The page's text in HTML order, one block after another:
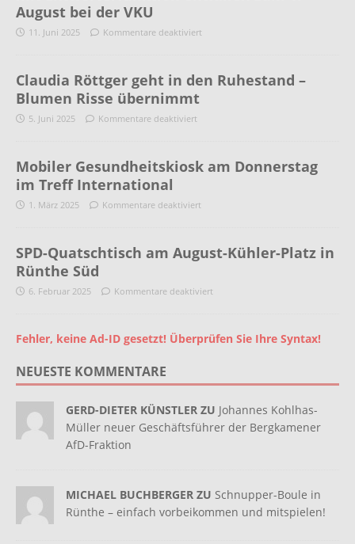
August bei der VKU
11. Juni 2025 Kommentare deaktiviert
Claudia Röttger geht in den Ruhestand –
Blumen Risse übernimmt
5. Juni 2025 Kommentare deaktiviert
Mobiler Gesundheitskiosk am Donnerstag
im Treff International
1. März 2025 Kommentare deaktiviert
SPD-Quatschtisch am August-Kühler-Platz in
Rünthe Süd
6. Februar 2025 Kommentare deaktiviert
Fehler, keine Ad-ID gesetzt! Überprüfen Sie Ihre Syntax!
NEUESTE KOMMENTARE
GERD-DIETER KÜNSTLER ZU Johannes Kohlhas-
Müller neuer Geschäftsführer der Bergkamener
AfD-Fraktion
MICHAEL BUCHBERGER ZU Schnupper-Boule in
Rünthe – einfach vorbeikommen und mitspielen!